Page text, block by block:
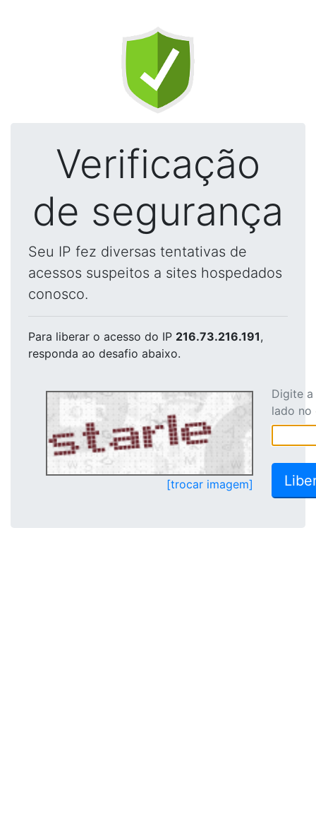
Verificação
de segurança
Seu IP fez diversas tentativas de
acessos suspeitos a sites hospedados
conosco.
Para liberar o acesso do IP 216.73.216.191,
responda ao desafio abaixo.
[trocar imagem]
Digite
lado no